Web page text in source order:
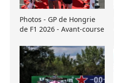
Photos - GP de Hongrie
de F1 2026 - Avant-course